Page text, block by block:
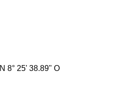
8° 25' 38.89" O